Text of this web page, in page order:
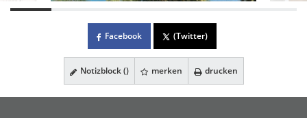
Facebook (Twitter)
Notizblock () merken drucken